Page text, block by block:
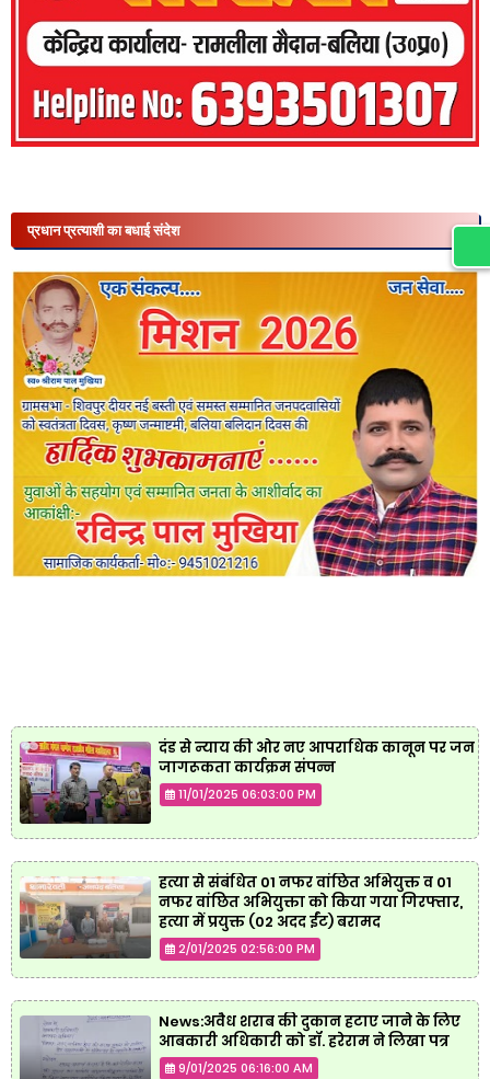
प्रधान प्रत्याशी का बधाई संदेश
दंड से न्याय की ओर नए आपराधिक कानून पर जन
जागरूकता कार्यक्रम संपन्न
11/01/2025 06:03:00 PM
हत्या से संबंधित 01 नफर वांछित अभियुक्त व 01
नफर वांछित अभियुक्ता को किया गया गिरफ्तार,
हत्या में प्रयुक्त (02 अदद ईंट) बरामद
2/01/2025 02:56:00 PM
News:अवैध शराब की दुकान हटाए जाने के लिए
आबकारी अधिकारी को डॉ. हरेराम ने लिखा पत्र
9/01/2025 06:16:00 AM